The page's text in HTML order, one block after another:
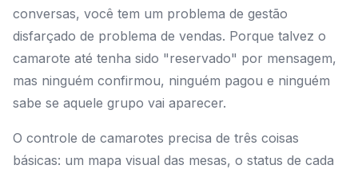
conversas, você tem um problema de gestão
disfarçado de problema de vendas. Porque talvez o
camarote até tenha sido "reservado" por mensagem,
mas ninguém confirmou, ninguém pagou e ninguém
sabe se aquele grupo vai aparecer.
O controle de camarotes precisa de três coisas
básicas: um mapa visual das mesas, o status de cada